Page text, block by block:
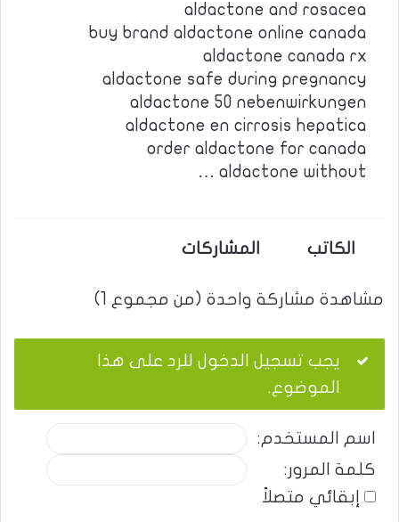
aldactone and rosacea
buy brand aldactone online canada
aldactone canada rx
aldactone safe during pregnancy
aldactone 50 nebenwirkungen
aldactone en cirrosis hepatica
order aldactone for canada
aldactone without …
الكاتب المشاركات
مشاهدة مشاركة واحدة (من مجموع 1)
يجب تسجيل الدخول للرد على هذا
الموضوع.
اسم المستخدم:
كلمة المرور:
إبقائي متصلاً